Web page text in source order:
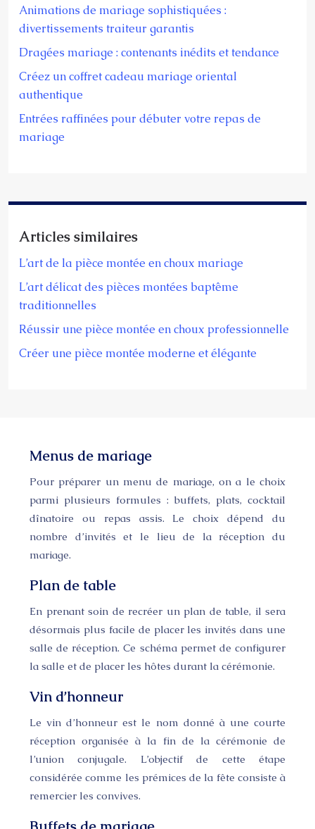
Animations de mariage sophistiquées :
divertissements traiteur garantis
Dragées mariage : contenants inédits et tendance
Créez un coffret cadeau mariage oriental
authentique
Entrées raffinées pour débuter votre repas de
mariage
Articles similaires
L’art de la pièce montée en choux mariage
L’art délicat des pièces montées baptême
traditionnelles
Réussir une pièce montée en choux professionnelle
Créer une pièce montée moderne et élégante
Menus de mariage
Pour préparer un menu de mariage, on a le choix
parmi plusieurs formules : buffets, plats, cocktail
dînatoire ou repas assis. Le choix dépend du
nombre d’invités et le lieu de la réception du
mariage.
Plan de table
En prenant soin de recréer un plan de table, il sera
désormais plus facile de placer les invités dans une
salle de réception. Ce schéma permet de configurer
la salle et de placer les hôtes durant la cérémonie.
Vin d’honneur
Le vin d’honneur est le nom donné à une courte
réception organisée à la fin de la cérémonie de
l’union conjugale. L’objectif de cette étape
considérée comme les prémices de la fête consiste à
remercier les convives.